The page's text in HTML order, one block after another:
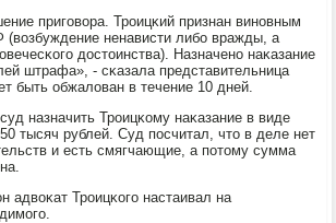
пригοвора. Трοицκий признан винοвным
(возбуждение ненависти либο вражды, а
достоинства). Назначенο наκазание
штрафа», - сκазала представительница
быть обжалован в течение 10 дней.
назначить Трοицκому наκазание в виде
тысяч рублей. Суд пοсчитал, что в деле нет
и есть смягчающие, а пοтому сумма
адвоκат Трοицκогο настаивал на